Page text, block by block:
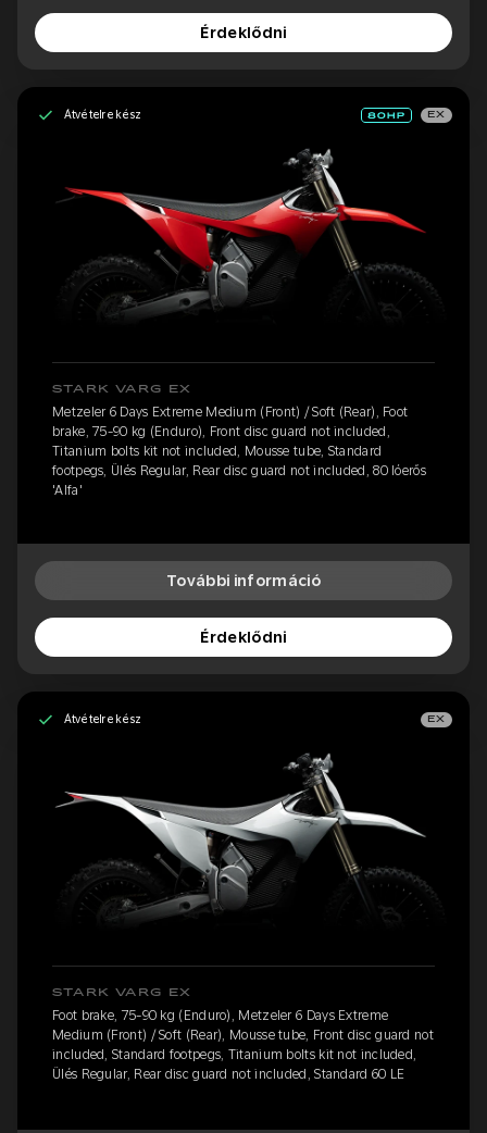
Érdeklődni
Átvételre kész EX
STARK VARG EX
Metzeler 6 Days Extreme Medium (Front) / Soft (Rear), Foot
brake, 75-90 kg (Enduro), Front disc guard not included,
Titanium bolts kit not included, Mousse tube, Standard
footpegs, Ülés Regular, Rear disc guard not included, 80 lóerős
'Alfa'
További információ
Érdeklődni
Átvételre kész EX
STARK VARG EX
Foot brake, 75-90 kg (Enduro), Metzeler 6 Days Extreme
Medium (Front) / Soft (Rear), Mousse tube, Front disc guard not
included, Standard footpegs, Titanium bolts kit not included,
Ülés Regular, Rear disc guard not included, Standard 60 LE